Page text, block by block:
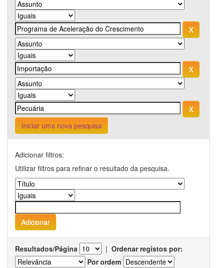
Iniciar uma nova pesquisa
Adicionar filtros:
Utilizar filtros para refinar o resultado da pesquisa.
Resultados/Página | Ordenar registos por:
Por ordem